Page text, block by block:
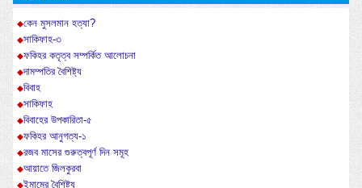
কেন মুসলমান হত্যা?
সাকিফাহ-৩
ফকিহর কতৃত্ব সম্পর্কিত আলোচনা
দামম্পতির বৈশিষ্ট্য
বিবাহ
সাকিফাহ
বিবাহের উপকারিতা-৫
ফকিহর আনুগত্য-১
রজব মাসের গুরুত্বপূর্ণ দিন সমূহ
আয়াতে জিলকুরবা
ইমামের বৈশিষ্ট্য